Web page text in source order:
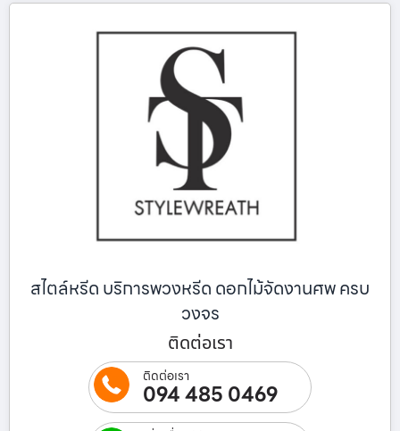
สไตล์หรีด บริการพวงหรีด ดอกไม้จัดงานศพ ครบ
วงจร
ติดต่อเรา
ติดต่อเรา
094 485 0469